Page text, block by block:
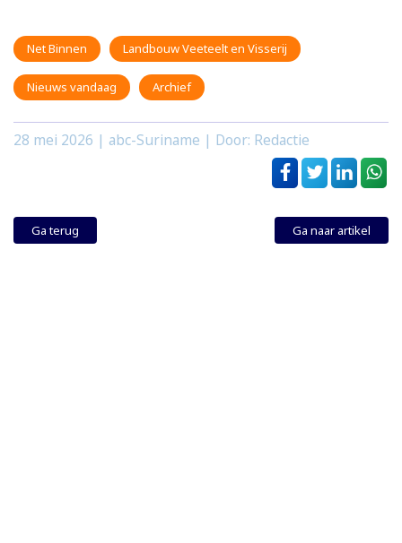
Net Binnen Landbouw Veeteelt en Visserij
Nieuws vandaag Archief
28 mei 2026 | abc-Suriname | Door: Redactie
Ga terug Ga naar artikel